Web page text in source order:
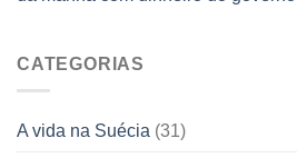
CATEGORIAS
A vida na Suécia (31)